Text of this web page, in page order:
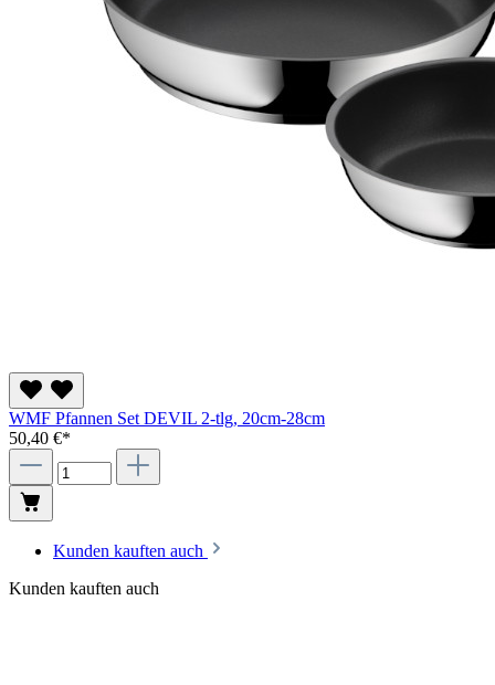
WMF Pfannen Set DEVIL 2-tlg, 20cm-28cm
50,40 €*
Kunden kauften auch
Kunden kauften auch